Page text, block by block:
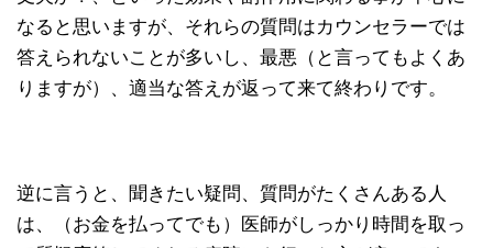
なると思いますが、それらの質問はカウンセラーでは
答えられないことが多いし、最悪（と言ってもよくあ
りますが）、適当な答えが返って来て終わりです。
逆に言うと、聞きたい疑問、質問がたくさんある人
は、（お金を払ってでも）医師がしっかり時間を取っ